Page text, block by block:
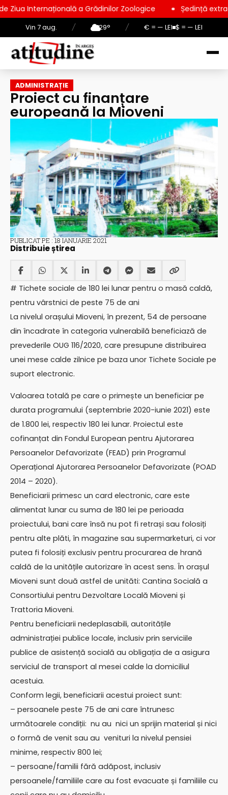
Vin 7 aug. / 29° / € = — LEI $ = — LEI
a Grădinilor Zoologice Ședință extraordinară la
ADMINISTRAȚIE
Proiect cu finanțare
europeană la Mioveni
PUBLICAT PE : 18 IANUARIE 2021
Distribuie știrea
# Tichete sociale de 180 lei lunar pentru o masă caldă,
pentru vârstnici de peste 75 de ani
La nivelul orașului Mioveni, în prezent, 54 de persoane
din încadrate în categoria vulnerabilă beneficiază de
prevederile OUG 116/2020, care presupune distribuirea
unei mese calde zilnice pe baza unor Tichete Sociale pe
suport electronic.
Valoarea totală pe care o primește un beneficiar pe
durata programului (septembrie 2020-iunie 2021) este
de 1.800 lei, respectiv 180 lei lunar. Proiectul este
cofinanțat din Fondul European pentru Ajutorarea
Persoanelor Defavorizate (FEAD) prin Programul
Operațional Ajutorarea Persoanelor Defavorizate (POAD
2014 – 2020).
Beneficiarii primesc un card electronic, care este
alimentat lunar cu suma de 180 lei pe perioada
proiectului, bani care însă nu pot fi retrași sau folosiți
pentru alte plăti, în magazine sau supermarketuri, ci vor
putea fi folosiți exclusiv pentru procurarea de hrană
caldă de la unitățile autorizare în acest sens. În orașul
Mioveni sunt două astfel de unităti: Cantina Socială a
Consortiului pentru Dezvoltare Locală Mioveni și
Trattoria Mioveni.
Pentru beneficiarii nedeplasabili, autoritățile
administrației publice locale, inclusiv prin serviciile
publice de asistență socială au obligația de a asigura
serviciul de transport al mesei calde la domiciliul
acestuia.
Conform legii, beneficiarii acestui proiect sunt:
– persoanele peste 75 de ani care întrunesc
următoarele condiții: nu au nici un sprijin material și nici
o formă de venit sau au venituri la nivelul pensiei
minime, respectiv 800 lei;
– persoane/familii fără adăpost, inclusiv
persoanele/familiile care au fost evacuate și familiile cu